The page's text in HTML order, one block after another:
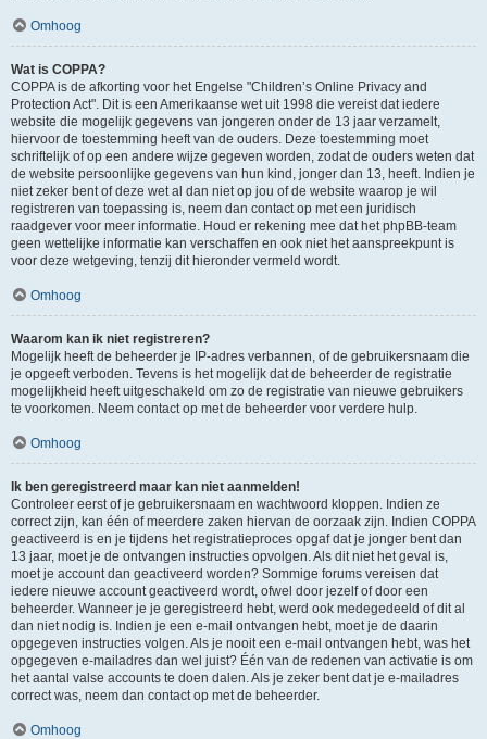
Omhoog
Wat is COPPA?
COPPA is de afkorting voor het Engelse "Children’s Online Privacy and
Protection Act". Dit is een Amerikaanse wet uit 1998 die vereist dat iedere
website die mogelijk gegevens van jongeren onder de 13 jaar verzamelt,
hiervoor de toestemming heeft van de ouders. Deze toestemming moet
schriftelijk of op een andere wijze gegeven worden, zodat de ouders weten dat
de website persoonlijke gegevens van hun kind, jonger dan 13, heeft. Indien je
niet zeker bent of deze wet al dan niet op jou of de website waarop je wil
registreren van toepassing is, neem dan contact op met een juridisch
raadgever voor meer informatie. Houd er rekening mee dat het phpBB-team
geen wettelijke informatie kan verschaffen en ook niet het aanspreekpunt is
voor deze wetgeving, tenzij dit hieronder vermeld wordt.
Omhoog
Waarom kan ik niet registreren?
Mogelijk heeft de beheerder je IP-adres verbannen, of de gebruikersnaam die
je opgeeft verboden. Tevens is het mogelijk dat de beheerder de registratie
mogelijkheid heeft uitgeschakeld om zo de registratie van nieuwe gebruikers
te voorkomen. Neem contact op met de beheerder voor verdere hulp.
Omhoog
Ik ben geregistreerd maar kan niet aanmelden!
Controleer eerst of je gebruikersnaam en wachtwoord kloppen. Indien ze
correct zijn, kan één of meerdere zaken hiervan de oorzaak zijn. Indien COPPA
geactiveerd is en je tijdens het registratieproces opgaf dat je jonger bent dan
13 jaar, moet je de ontvangen instructies opvolgen. Als dit niet het geval is,
moet je account dan geactiveerd worden? Sommige forums vereisen dat
iedere nieuwe account geactiveerd wordt, ofwel door jezelf of door een
beheerder. Wanneer je je geregistreerd hebt, werd ook medegedeeld of dit al
dan niet nodig is. Indien je een e-mail ontvangen hebt, moet je de daarin
opgegeven instructies volgen. Als je nooit een e-mail ontvangen hebt, was het
opgegeven e-mailadres dan wel juist? Één van de redenen van activatie is om
het aantal valse accounts te doen dalen. Als je zeker bent dat je e-mailadres
correct was, neem dan contact op met de beheerder.
Omhoog